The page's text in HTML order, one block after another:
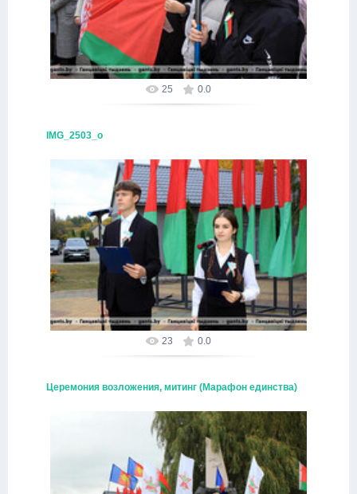
Alex
25 0.0
IMG_2503_о
16.10.2025
23 0.0
Церемония возложения, митинг (Марафон единства)
16.10.2025